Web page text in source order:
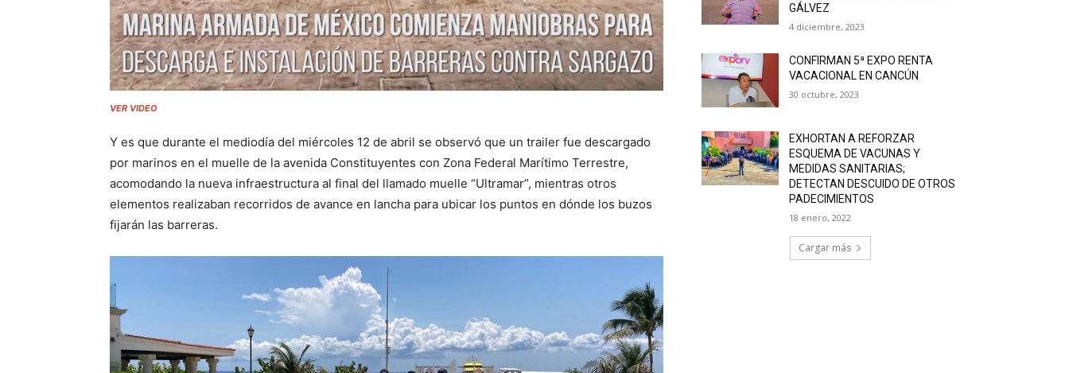
VER VIDEO
Y es que durante el mediodía del miércoles 12 de abril se observó que un trailer fue descargado
por marinos en el muelle de la avenida Constituyentes con Zona Federal Marítimo Terrestre,
acomodando la nueva infraestructura al final del llamado muelle “Ultramar”, mientras otros
elementos realizaban recorridos de avance en lancha para ubicar los puntos en dónde los buzos
fijarán las barreras.
GÁLVEZ
4 diciembre, 2023
CONFIRMAN 5ª EXPO RENTA
VACACIONAL EN CANCÚN
30 octubre, 2023
EXHORTAN A REFORZAR
ESQUEMA DE VACUNAS Y
MEDIDAS SANITARIAS;
DETECTAN DESCUIDO DE OTROS
PADECIMIENTOS
18 enero, 2022
Cargar más